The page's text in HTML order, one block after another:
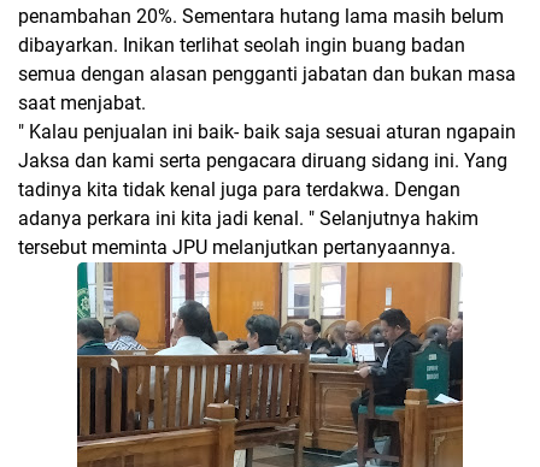
penambahan 20%. Sementara hutang lama masih belum
dibayarkan. Inikan terlihat seolah ingin buang badan
semua dengan alasan pengganti jabatan dan bukan masa
saat menjabat.
" Kalau penjualan ini baik- baik saja sesuai aturan ngapain
Jaksa dan kami serta pengacara diruang sidang ini. Yang
tadinya kita tidak kenal juga para terdakwa. Dengan
adanya perkara ini kita jadi kenal. " Selanjutnya hakim
tersebut meminta JPU melanjutkan pertanyaannya.